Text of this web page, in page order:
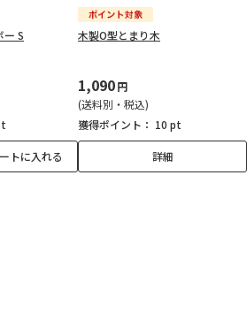
ー S
トに入れる
木製O型とまり木
1,090円
(送料別・税込)
獲得ポイント： 10 pt
詳細